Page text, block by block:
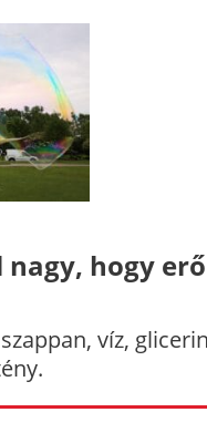
hogy
víz,